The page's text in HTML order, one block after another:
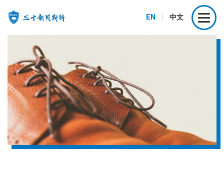
EN 中文